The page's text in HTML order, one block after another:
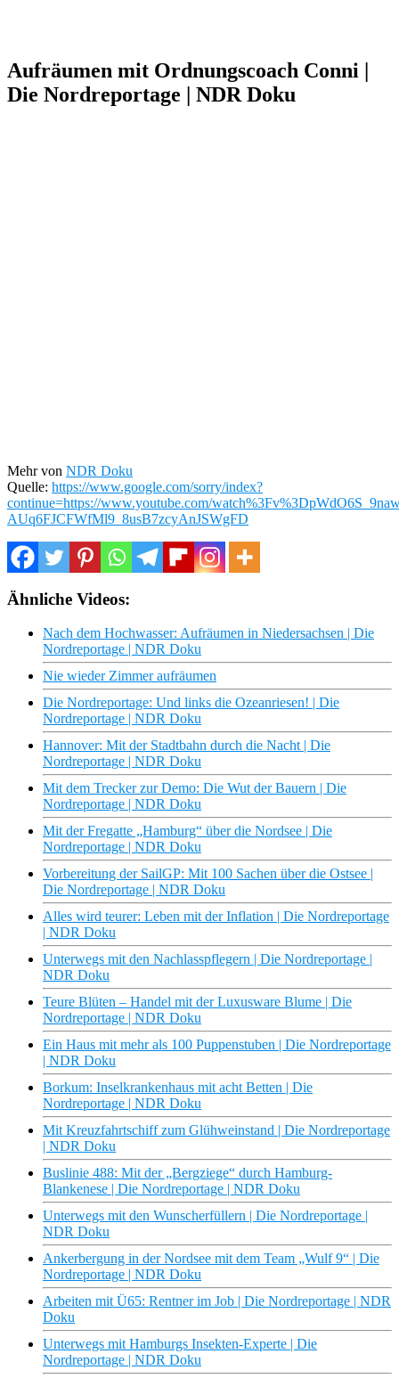
Aufräumen mit Ordnungscoach Conni |
Die Nordreportage | NDR Doku
Mehr von NDR Doku
Quelle: https://www.google.com/sorry/index?
continue=https://www.youtube.com/
AUq6FJCFWfMl9_8usB7zcyAnJSWgFD
Ähnliche Videos:
Nach dem Hochwasser: Aufräumen in Niedersachsen | Die
Nordreportage | NDR Doku
Nie wieder Zimmer aufräumen
Die Nordreportage: Und links die Ozeanriesen! | Die
Nordreportage | NDR Doku
Hannover: Mit der Stadtbahn durch die Nacht | Die
Nordreportage | NDR Doku
Mit dem Trecker zur Demo: Die Wut der Bauern | Die
Nordreportage | NDR Doku
Mit der Fregatte „Hamburg“ über die Nordsee | Die
Nordreportage | NDR Doku
Vorbereitung der SailGP: Mit 100 Sachen über die Ostsee |
Die Nordreportage | NDR Doku
Alles wird teurer: Leben mit der Inflation | Die Nordreportage
| NDR Doku
Unterwegs mit den Nachlasspflegern | Die Nordreportage |
NDR Doku
Teure Blüten – Handel mit der Luxusware Blume | Die
Nordreportage | NDR Doku
Ein Haus mit mehr als 100 Puppenstuben | Die Nordreportage
| NDR Doku
Borkum: Inselkrankenhaus mit acht Betten | Die
Nordreportage | NDR Doku
Mit Kreuzfahrtschiff zum Glühweinstand | Die Nordreportage
| NDR Doku
Buslinie 488: Mit der „Bergziege“ durch Hamburg-
Blankenese | Die Nordreportage | NDR Doku
Unterwegs mit den Wunscherfüllern | Die Nordreportage |
NDR Doku
Ankerbergung in der Nordsee mit dem Team „Wulf 9“ | Die
Nordreportage | NDR Doku
Arbeiten mit Ü65: Rentner im Job | Die Nordreportage | NDR
Doku
Unterwegs mit Hamburgs Insekten-Experte | Die
Nordreportage | NDR Doku